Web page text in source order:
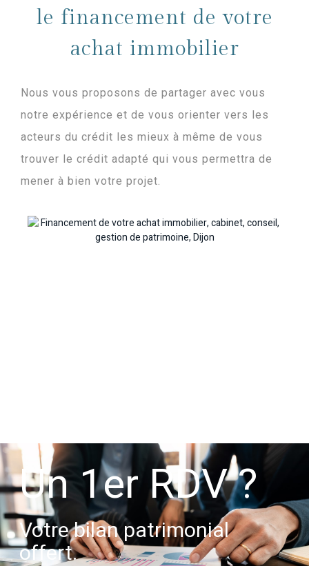
le financement de votre
achat immobilier
Nous vous proposons de partager avec vous
notre expérience et de vous orienter vers les
acteurs du crédit les mieux à même de vous
trouver le crédit adapté qui vous permettra de
mener à bien votre projet.
Un 1er RDV ?
Votre bilan patrimonial
offert.